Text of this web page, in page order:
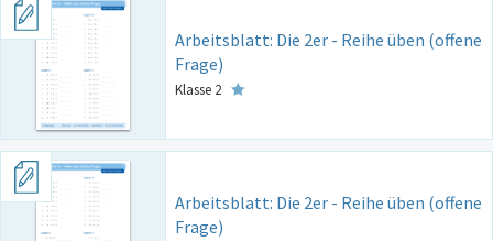
Arbeitsblatt: Die 2er - Reihe üben (offene
Frage)
Klasse 2
Arbeitsblatt: Die 2er - Reihe üben (offene
Frage)